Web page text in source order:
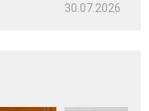
30.07.2026